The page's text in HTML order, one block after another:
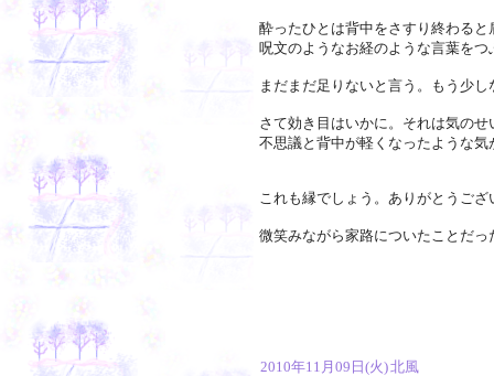
酔ったひとは背中をさすり終わる
呪文のようなお経のような言葉をつ
まだまだ足りないと言う。もう少
さて効き目はいかに。それは気の
不思議と背中が軽くなったような
これも縁でしょう。ありがとうご
微笑みながら家路についたことだっ
2010年11月09日(火)北風